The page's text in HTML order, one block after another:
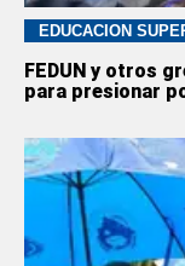
EDUCACION
FEDUN y otros
para presionar